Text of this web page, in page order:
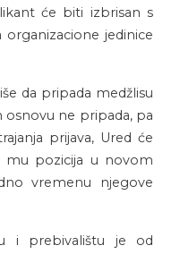
će biti izbrisan s
jedinice
da pripada medžlisu
ne pripada, pa
prijava, Ured će
mu pozicija u novom
vremenu njegove
i prebivalištu je od